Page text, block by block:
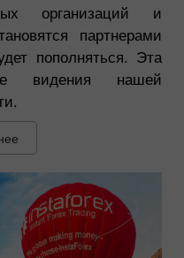
организаций и
партнерами
пополняться. Эта
видения нашей